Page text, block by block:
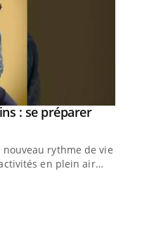
: se préparer
rythme de vie !
en plein air…